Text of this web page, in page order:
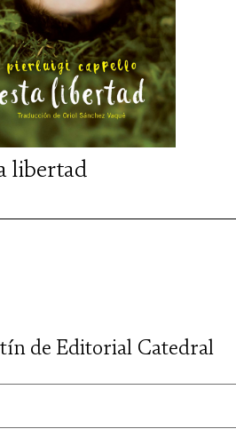
libertad
de Editorial Catedral